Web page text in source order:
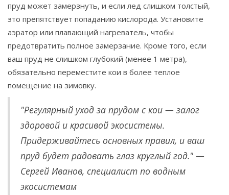
пруд может замерзнуть, и если лед слишком толстый,
это препятствует попаданию кислорода. Установите
аэратор или плавающий нагреватель, чтобы
предотвратить полное замерзание. Кроме того, если
ваш пруд не слишком глубокий (менее 1 метра),
обязательно переместите кои в более теплое
помещение на зимовку.
"Регулярный уход за прудом с кои — залог
здоровой и красивой экосистемы.
Придерживайтесь основных правил, и ваш
пруд будет радовать глаз круглый год." —
Сергей Иванов, специалист по водным
экосистемам